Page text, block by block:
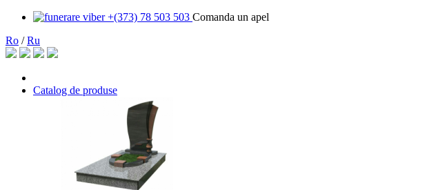
+(373) 78 503 503 Comanda un apel
Ro /Ru
Catalog de produse